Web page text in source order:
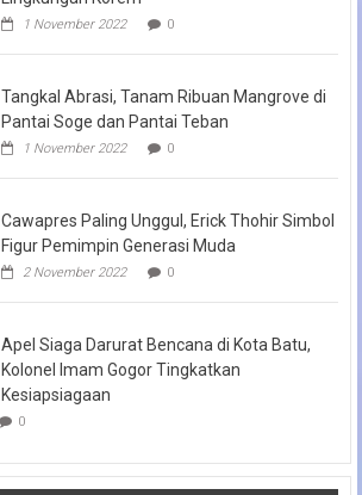
1 November 2022 0
Tangkal Abrasi, Tanam Ribuan Mangrove di
Pantai Soge dan Pantai Teban
1 November 2022 0
Cawapres Paling Unggul, Erick Thohir Simbol
Figur Pemimpin Generasi Muda
2 November 2022 0
Apel Siaga Darurat Bencana di Kota Batu,
Kolonel Imam Gogor Tingkatkan
Kesiapsiagaan
0